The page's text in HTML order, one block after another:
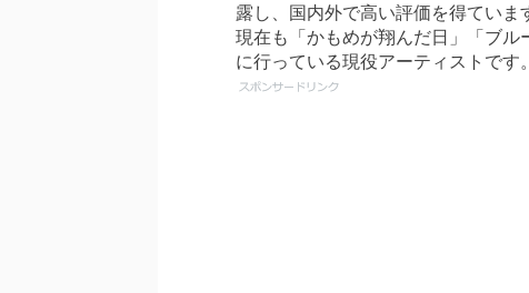
露し、国内外で高い評価を得ていま
現在も「かもめが翔んだ日」「ブ
に行っている現役アーティストです。